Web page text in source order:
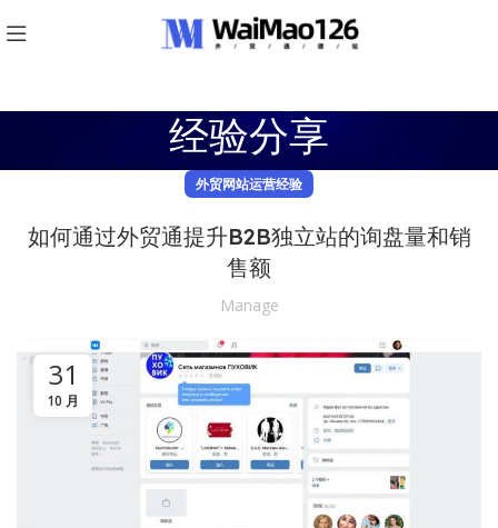
经验分享
外贸网站运营经验
如何通过外贸通提升B2B独立站的询盘量和销
售额
Manage
31
10 月